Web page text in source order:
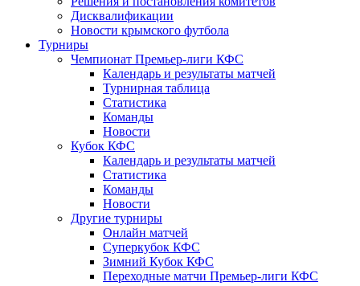
Дисквалификации
Новости крымского футбола
Турниры
Чемпионат Премьер-лиги КФС
Календарь и результаты матчей
Турнирная таблица
Статистика
Команды
Новости
Кубок КФС
Календарь и результаты матчей
Статистика
Команды
Новости
Другие турниры
Онлайн матчей
Суперкубок КФС
Зимний Кубок КФС
Переходные матчи Премьер-лиги КФС